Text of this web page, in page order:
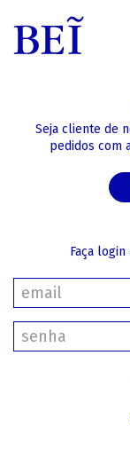
Seja cliente de
pedidos com
Faça